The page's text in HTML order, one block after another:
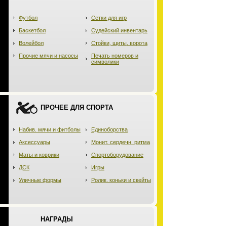
Футбол
Баскетбол
Волейбол
Прочие мячи и насосы
Сетки для игр
Судейский инвентарь
Стойки, щиты, ворота
Печать номеров и
символики
ПРОЧЕЕ ДЛЯ СПОРТА
Набив. мячи и фитболы
Аксессуары
Маты и коврики
ДСК
Уличные формы
Единоборства
Монит. сердечн. ритма
Спортоборудование
Игры
Ролик. коньки и скейты
НАГРАДЫ